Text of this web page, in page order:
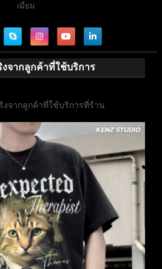
เมี่ยม
งจากลูกค้าที่ใช้บริการ
งจากลูกค้าที่ใช้บริการที่ร้าน